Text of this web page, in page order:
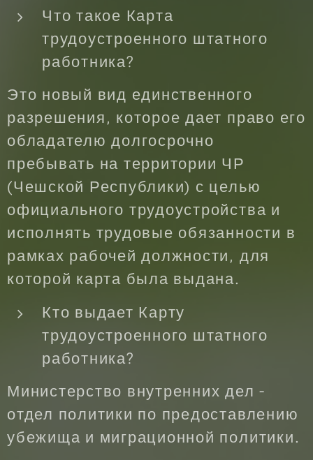
Что такое Карта
трудоустроенного штатного
работника?
Это новый вид единственного
разрешения, которое дает право его
обладателю долгосрочно
пребывать на территории ЧР
(Чешской Республики) с целью
официального трудоустройства и
исполнять трудовые обязанности в
рамках рабочей должности, для
которой карта была выдана.
Кто выдает Карту
трудоустроенного штатного
работника?
Министерство внутренних дел -
отдел политики по предоставлению
убежища и миграционной политики.